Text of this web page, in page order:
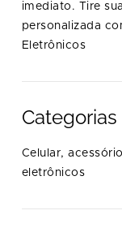
imediato. Tire
personalizada
Eletrônicos
Categorias
Celular,
eletrônicos